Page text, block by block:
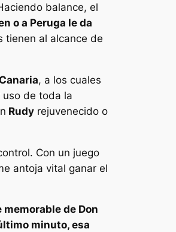
balance, el
o a Peruga le da
tienen al alcance de
, a los cuales
uso de toda la
Rudy rejuvenecido o
Con un juego
antoja vital ganar el
de Don
minuto, esa